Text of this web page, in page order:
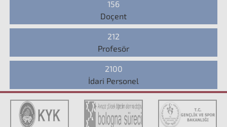
156
Doçent
212
Profesör
2100
İdari Personel